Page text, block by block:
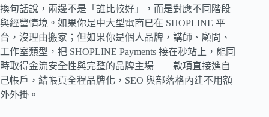
換句話說，兩邊不是「誰比較好」，而是對應不同階段
與經營情境。如果你是中大型電商已在 SHOPLINE 平
台，沒理由搬家；但如果你是個人品牌，講師、顧問、
工作室類型，把 SHOPLINE Payments 接在秒站上，能同
時取得金流安全性與完整的品牌主場——款項直接進自
己帳戶，結帳頁全程品牌化，SEO 與部落格內建不用額
外外掛。